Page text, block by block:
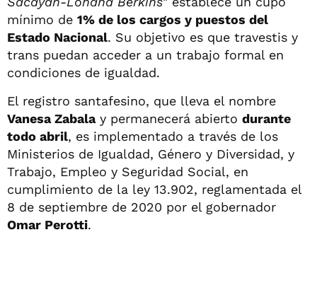
mínimo de 1% de los cargos y puestos del
Estado Nacional. Su objetivo es que travestis y
trans puedan acceder a un trabajo formal en
condiciones de igualdad.
El registro santafesino, que lleva el nombre
Vanesa Zabalay permanecerá abierto durante
todo abril, es implementado a través de los
Ministerios de Igualdad, Género y Diversidad, y
Trabajo, Empleo y Seguridad Social, en
cumplimiento de la ley 13.902, reglamentada el
8 de septiembre de 2020 por el gobernador
Omar Perotti.